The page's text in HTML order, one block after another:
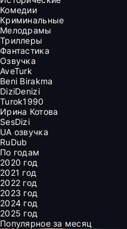
Комедии
Криминальные
Мелодрамы
Триллеры
Фантастика
Озвучка
AveTurk
Beni Birakma
DiziDenizi
Turok1990
Ирина Котова
SesDizi
UA озвучка
RuDub
По годам
2020 год
2021 год
2022 год
2023 год
2024 год
2025 год
Популярное за месяц